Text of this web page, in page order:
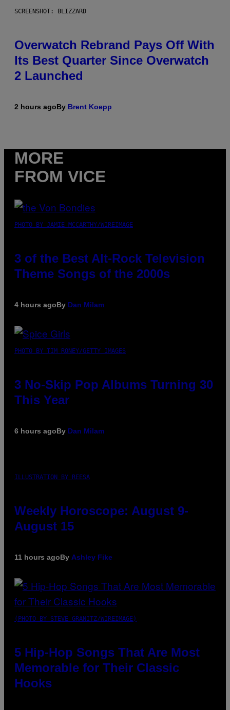
SCREENSHOT: BLIZZARD
Overwatch Rebrand Pays Off With
Its Best Quarter Since Overwatch
2 Launched
2 hours agoBy Brent Koepp
MORE
FROM VICE
PHOTO BY JAMIE MCCARTHY/WIREIMAGE
3 of the Best Alt-Rock Television
Theme Songs of the 2000s
4 hours agoBy Dan Milam
PHOTO BY TIM RONEY/GETTY IMAGES
3 No-Skip Pop Albums Turning 30
This Year
6 hours agoBy Dan Milam
ILLUSTRATION BY REESA
Weekly Horoscope: August 9-
August 15
11 hours agoBy Ashley Fike
(PHOTO BY STEVE GRANITZ/WIREIMAGE)
5 Hip-Hop Songs That Are Most
Memorable for Their Classic
Hooks